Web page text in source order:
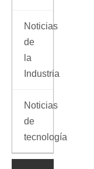
Noticias
de
la
Industria
Noticias
de
tecnología